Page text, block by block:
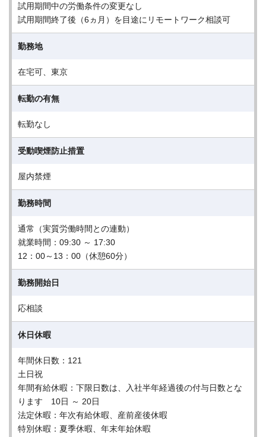
試用期間中の労働条件の変更なし
試用期間終了後（6ヵ月）を目途にリモートワーク相談可
勤務地
在宅可、東京
転勤の有無
転勤なし
受動喫煙防止措置
屋内禁煙
勤務時間
通常（実質労働時間との連動）
就業時間：09:30 ～ 17:30
12：00～13：00（休憩60分）
勤務開始日
応相談
休日休暇
年間休日数：121
土日祝
年間有給休暇：下限日数は、入社半年経過後の付与日数とな
ります 10日 ～ 20日
法定休暇：年次有給休暇、産前産後休暇
特別休暇：夏季休暇、年末年始休暇